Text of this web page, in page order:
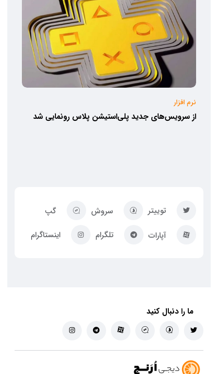
نرم افزار
از سرویس‌های جدید پلی‌استیشن پلاس رونمایی شد
توییتر سروش
گپ
آپارات
تلگرام اینستاگرام
ما را دنبال کنید